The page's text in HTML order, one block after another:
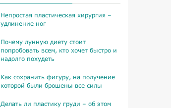
​Непростая пластическая хирургия –
удлинение ног
Почему лунную диету стоит
попробовать всем, кто хочет быстро и
надолго похудеть
Как сохранить фигуру, на получение
которой были брошены все силы
Делать ли пластику груди – об этом